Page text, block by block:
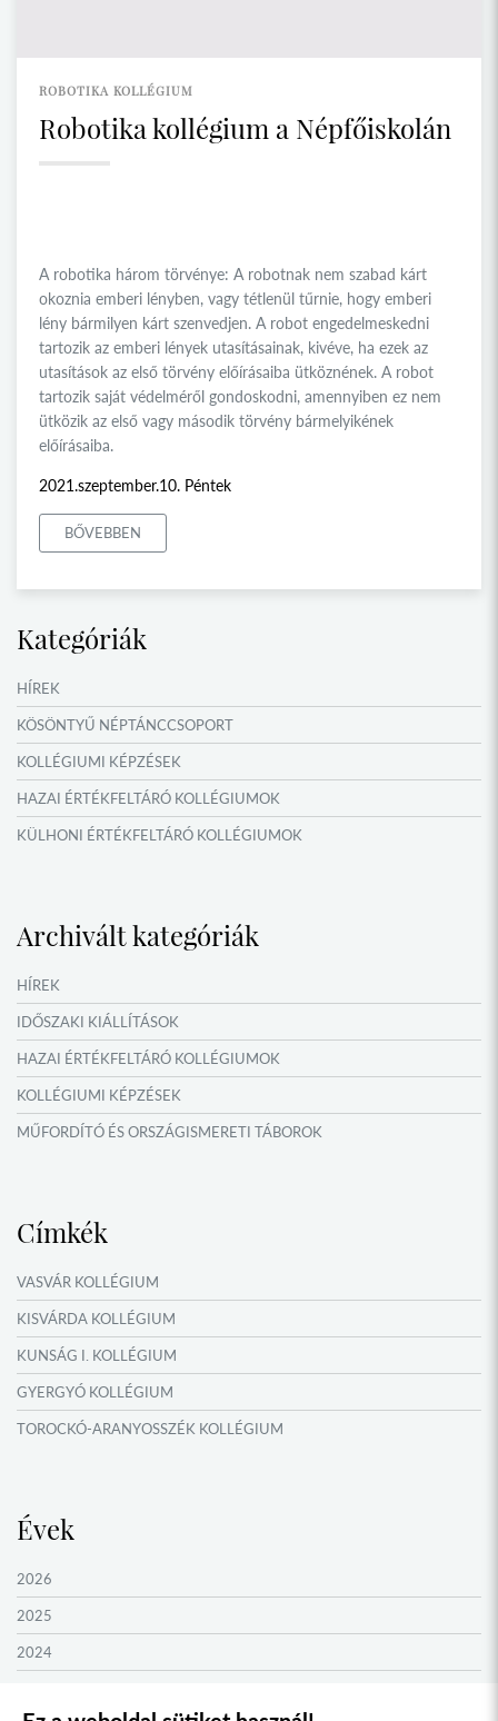
ROBOTIKA KOLLÉGIUM
Robotika kollégium a Népfőiskolán
A robotika három törvénye: A robotnak nem szabad kárt
okoznia emberi lényben, vagy tétlenül tűrnie, hogy emberi
lény bármilyen kárt szenvedjen. A robot engedelmeskedni
tartozik az emberi lények utasításainak, kivéve, ha ezek az
utasítások az első törvény előírásaiba ütköznének. A robot
tartozik saját védelméről gondoskodni, amennyiben ez nem
ütközik az első vagy második törvény bármelyikének
előírásaiba.
2021.szeptember.10. Péntek
BŐVEBBEN
Kategóriák
HÍREK
KÖSÖNTYŰ NÉPTÁNCCSOPORT
KOLLÉGIUMI KÉPZÉSEK
HAZAI ÉRTÉKFELTÁRÓ KOLLÉGIUMOK
KÜLHONI ÉRTÉKFELTÁRÓ KOLLÉGIUMOK
IDŐSZAKI KIÁLLÍTÁSOK
NYÁRI TÁBOROK
OKTATÁS, KULTÚRA
Archivált kategóriák
HÍREK
IDŐSZAKI KIÁLLÍTÁSOK
HAZAI ÉRTÉKFELTÁRÓ KOLLÉGIUMOK
KOLLÉGIUMI KÉPZÉSEK
MŰFORDÍTÓ ÉS ORSZÁGISMERETI TÁBOROK
Címkék
VASVÁR KOLLÉGIUM
KISVÁRDA KOLLÉGIUM
KUNSÁG I. KOLLÉGIUM
GYERGYÓ KOLLÉGIUM
TOROCKÓ-ARANYOSSZÉK KOLLÉGIUM
GARAM MENTI KOLLÉGIUM
ŐRVIDÉK KOLLÉGIUM
MOLDVAI CSÁNGÓ KOLLÉGIUM
HEGYKÖZ KOLLÉGIUM
Évek
2026
2025
2024